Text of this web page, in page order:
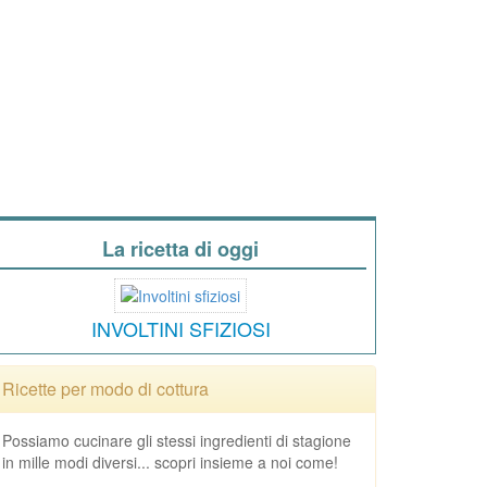
La ricetta di oggi
INVOLTINI SFIZIOSI
Ricette per modo di cottura
Possiamo cucinare gli stessi ingredienti di stagione
in mille modi diversi... scopri insieme a noi come!